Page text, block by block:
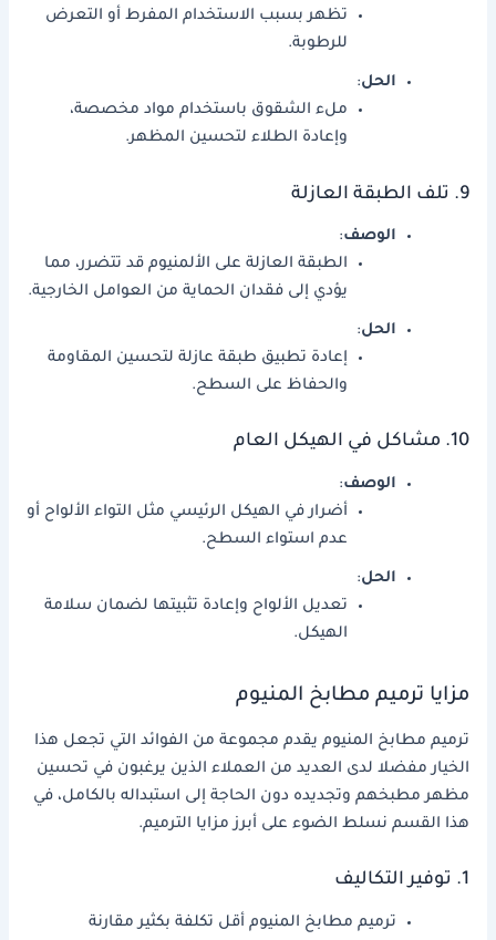
تظهر بسبب الاستخدام المفرط أو التعرض
للرطوبة.
الحل:
ملء الشقوق باستخدام مواد مخصصة،
وإعادة الطلاء لتحسين المظهر.
9. تلف الطبقة العازلة
الوصف:
الطبقة العازلة على الألمنيوم قد تتضرر، مما
يؤدي إلى فقدان الحماية من العوامل الخارجية.
الحل:
إعادة تطبيق طبقة عازلة لتحسين المقاومة
والحفاظ على السطح.
10. مشاكل في الهيكل العام
الوصف:
أضرار في الهيكل الرئيسي مثل التواء الألواح أو
عدم استواء السطح.
الحل:
تعديل الألواح وإعادة تثبيتها لضمان سلامة
الهيكل.
مزايا ترميم مطابخ المنيوم
ترميم مطابخ المنيوم يقدم مجموعة من الفوائد التي تجعل هذا
الخيار مفضلا لدى العديد من العملاء الذين يرغبون في تحسين
مظهر مطبخهم وتجديده دون الحاجة إلى استبداله بالكامل، في
هذا القسم نسلط الضوء على أبرز مزايا الترميم.
1. توفير التكاليف
ترميم مطابخ المنيوم أقل تكلفة بكثير مقارنة